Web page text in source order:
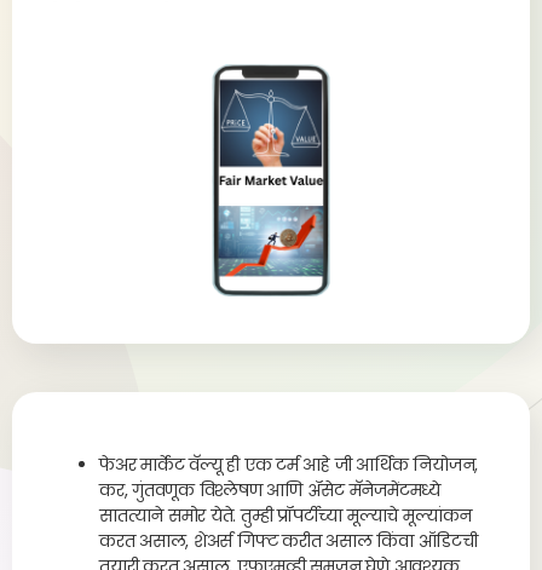
फेअर मार्केट वॅल्यू ही एक टर्म आहे जी आर्थिक नियोजन,
कर, गुंतवणूक विश्लेषण आणि ॲसेट मॅनेजमेंटमध्ये
सातत्याने समोर येते. तुम्ही प्रॉपर्टीच्या मूल्याचे मूल्यांकन
करत असाल, शेअर्स गिफ्ट करीत असाल किंवा ऑडिटची